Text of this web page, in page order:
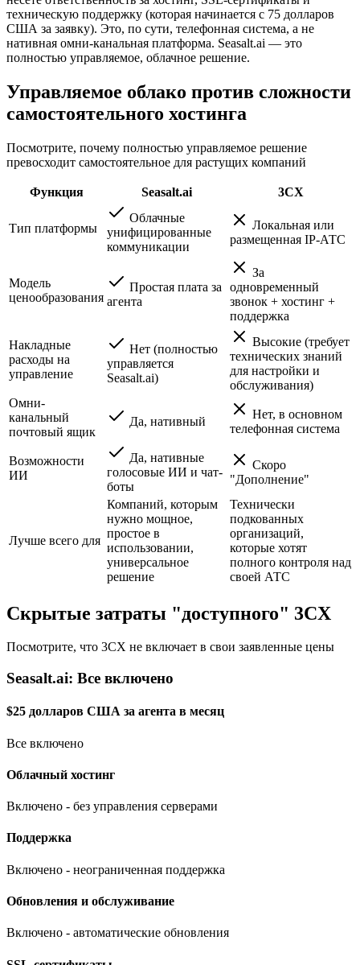
техническую поддержку (которая начинается с 75 долларов
США за заявку). Это, по сути, телефонная система, а не
нативная омни-канальная платформа. Seasalt.ai — это
полностью управляемое, облачное решение.
Управляемое облако против сложности
самостоятельного хостинга
Посмотрите, почему полностью управляемое решение
превосходит самостоятельное для растущих компаний
Функция Seasalt.ai 3CX
Тип платформы
Облачные
унифицированные
коммуникации
Локальная или
размещенная IP-АТС
Модель
ценообразования
Простая плата за
агента
За
одновременный
звонок + хостинг +
поддержка
Накладные
расходы на
управление
Нет (полностью
управляется
Seasalt.ai)
Высокие (требует
технических знаний
для настройки и
обслуживания)
Омни-
канальный
почтовый ящик
Да, нативный
Нет, в основном
телефонная система
Возможности
ИИ
Да, нативные
голосовые ИИ и чат-
боты
Скоро
"Дополнение"
Лучше всего для
Компаний, которым
нужно мощное,
простое в
использовании,
универсальное
решение
Технически
подкованных
организаций,
которые хотят
полного контроля над
своей АТС
Скрытые затраты "доступного" 3CX
Посмотрите, что 3CX не включает в свои заявленные цены
Seasalt.ai: Все включено
$25 долларов США за агента в месяц
Все включено
Облачный хостинг
Включено - без управления серверами
Поддержка
Включено - неограниченная поддержка
Обновления и обслуживание
Включено - автоматические обновления